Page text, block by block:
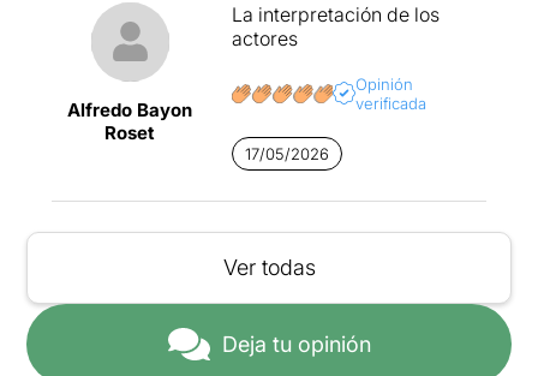
Alfredo Bayon
Roset
La interpretación de los
actores
Opinión
verificada
17/05/2026
Ver todas
Deja tu opinión